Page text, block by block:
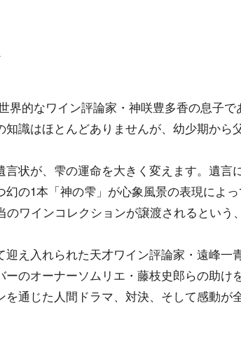
界的なワイン評論家・神咲豊多香の息子
識はほとんどありませんが、幼少期から
状が、雫の運命を大きく変えます。遺言
の1本「神の雫」が心象風景の表現によ
ワインコレクションが譲渡されるという
え入れられた天才ワイン評論家・遠峰一
のオーナーソムリエ・藤枝史郎らの助け
通じた人間ドラマ、対決、そして感動が